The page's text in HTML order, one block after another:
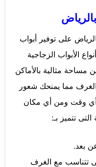
على توفير أبواب
الأبواب الزجاجية
مساحة مثالية بالأماكن
مما يمنحك شعور
أي وقت ومن أي مكان
تتميز بـ:
بعد.
تتناسب مع الغرف